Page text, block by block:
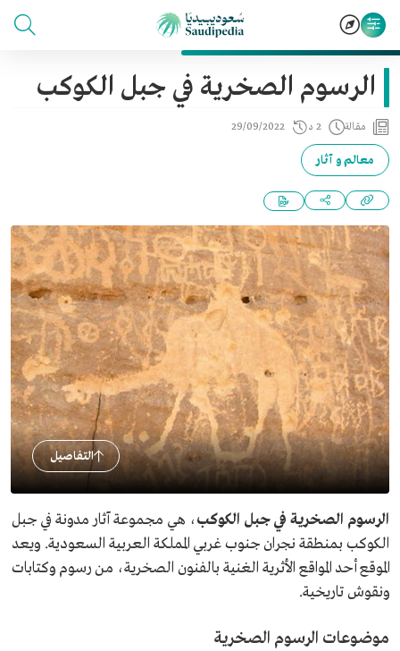
الرسوم الصخرية في جبل الكوكب
مقالة 2 د 29/09/2022
معالم و آثار
التفاصيل
الرسوم الصخرية في جبل الكوكب، هي مجموعة آثار مدونة في جبل
الكوكب بمنطقة نجران جنوب غربي المملكة العربية السعودية. ويعد
الموقع أحد المواقع الأثرية الغنية بالفنون الصخرية، من رسوم وكتابات
ونقوش تاريخية.
موضوعات الرسوم الصخرية